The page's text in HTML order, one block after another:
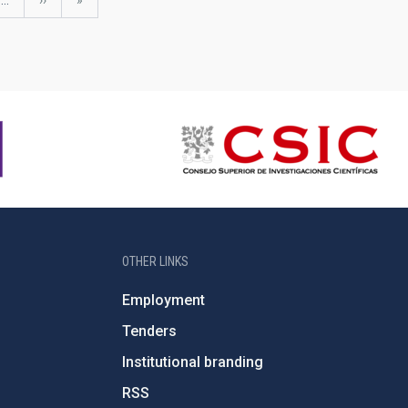
OTHER LINKS
Employment
Tenders
Institutional branding
RSS